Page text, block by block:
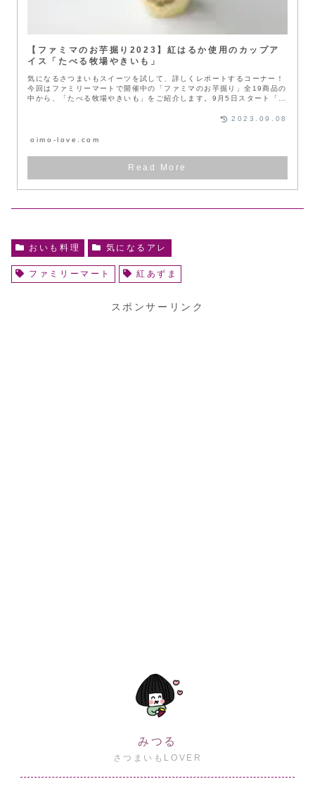
【ファミマのお芋掘り2023】紅はるか使用のカップア
イス「たべる牧場やきいも」
気になるさつまいもスイーツを試して、詳しくレポートするコーナー！
今回はファミリーマートで開催中の「ファミマのお芋掘り」全19商品の
中から、「たべる牧場やきいも」をご紹介します。9月5日スタート「フ
oimo-love.com
2023.09.08
おいも料理 気になるアレ
ファミリーマート 紅あずま
スポンサーリンク
みつる
さつまいもLOVER